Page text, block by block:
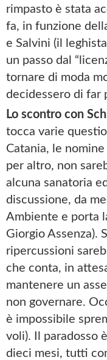
rimpasto è stata
fa, in funzione
e Salvini (il
un passo dal
tornare di moda
decidessero di far
Lo scontro con
tocca varie
Catania, le
per altro, non
alcuna sanatoria
discussione, da
Ambiente e porta
Giorgio Assenza).
ripercussioni
che conta, in
mantenere un
non governare.
è impossibile
voli). Il paradosso
dieci mesi, tutti